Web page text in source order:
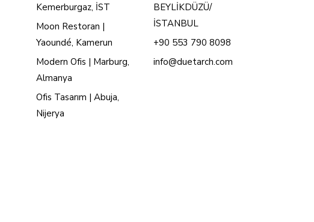
Kemerburgaz, İST
Moon Restoran |
Yaoundé, Kamerun
Modern Ofis | Marburg,
Almanya
Ofis Tasarım | Abuja,
Nijerya
BEYLİKDÜZÜ/
İSTANBUL
+90 553 790 8098
info@duetarch.com